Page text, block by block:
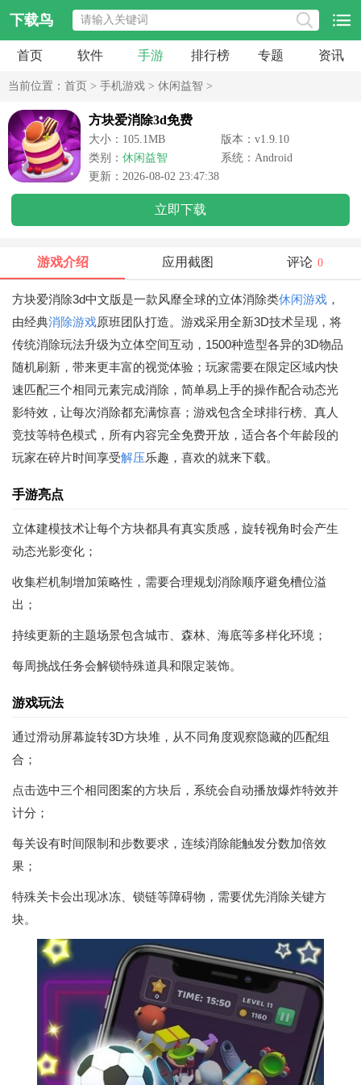
下载鸟
首页 软件 手游 排行榜 专题 资讯
当前位置： 首页 > 手机游戏 > 休闲益智 >
方块爱消除3d免费
大小：105.1MB
版本：v1.9.10
类别： 休闲益智
系统：Android
更新：2026-08-02 23:47:38
立即下载
游戏介绍 应用截图 评论 0
方块爱消除3d中文版是一款风靡全球的立体消除类休闲游戏 ，
由经典消除游戏原班团队打造。游戏采用全新3D技术呈现，将
传统消除玩法升级为立体空间互动，1500种造型各异的3D物品
随机刷新，带来更丰富的视觉体验；玩家需要在限定区域内快
速匹配三个相同元素完成消除，简单易上手的操作配合动态光
影特效，让每次消除都充满惊喜；游戏包含全球排行榜、真人
竞技等特色模式，所有内容完全免费开放，适合各个年龄段的
玩家在碎片时间享受解压乐趣，喜欢的就来下载。
手游亮点
立体建模技术让每个方块都具有真实质感，旋转视角时会产生
动态光影变化；
收集栏机制增加策略性，需要合理规划消除顺序避免槽位溢
出；
持续更新的主题场景包含城市、森林、海底等多样化环境；
每周挑战任务会解锁特殊道具和限定装饰。
游戏玩法
通过滑动屏幕旋转3D方块堆，从不同角度观察隐藏的匹配组
合；
点击选中三个相同图案的方块后，系统会自动播放爆炸特效并
计分；
每关设有时间限制和步数要求，连续消除能触发分数加倍效
果；
特殊关卡会出现冰冻、锁链等障碍物，需要优先消除关键方
块。